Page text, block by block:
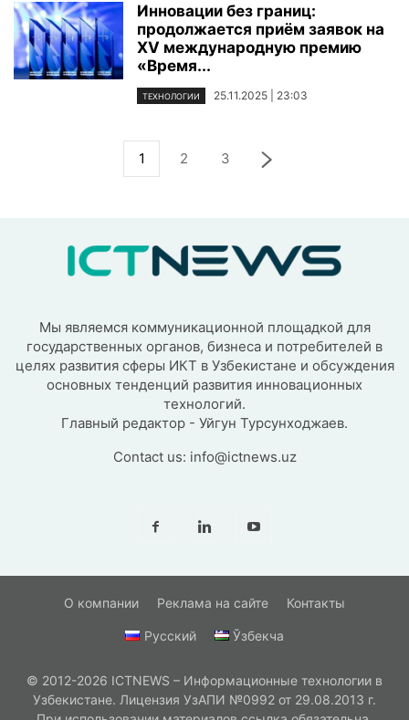
Инновации без границ:
продолжается приём заявок на
XV международную премию
«Время...
ТЕХНОЛОГИИ 25.11.2025 | 23:03
1 2 3
Мы являемся коммуникационной площадкой для
государственных органов, бизнеса и потребителей в
целях развития сферы ИКТ в Узбекистане и обсуждения
основных тенденций развития инновационных
технологий.
Главный редактор - Уйгун Турсунходжаев.
Contact us: info@ictnews.uz
О компании Реклама на сайте Контакты
Русский Ўзбекча
© 2012-2026 ICTNEWS – Информационные технологии в
Узбекистане. Лицензия УзАПИ №0992 от 29.08.2013 г.